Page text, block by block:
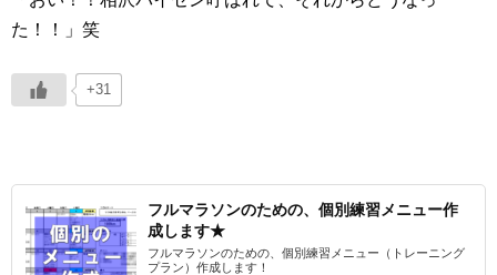
た！！」笑
+31
フルマラソンのための、個別練習メニュー作
成します★
フルマラソンのための、個別練習メニュー（トレーニング
プラン）作成します！